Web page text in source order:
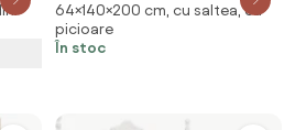
Saltele: Cu saltele Deluxe 10
cm, Somiera pat: Cu lamele
drepte
64×140×200 cm, cu saltea, cu
picioare
În stoc